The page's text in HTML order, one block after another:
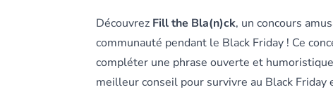
Découvrez Fill the Bla(n)ck, un concours
communauté pendant le Black Friday ! Ce
compléter une phrase ouverte et
meilleur conseil pour survivre au Black Friday